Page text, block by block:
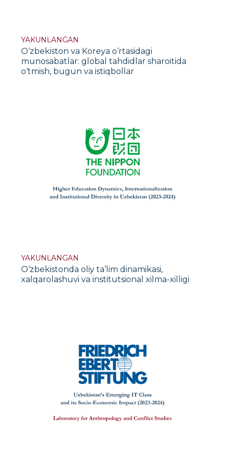
YAKUNLANGAN
O‘zbekiston va Koreya o‘rtasidagi
munosabatlar: global tahdidlar sharoitida
o‘tmish, bugun va istiqbollar
YAKUNLANGAN
O‘zbekistonda oliy ta’lim dinamikasi,
xalqarolashuvi va institutsional xilma-xilligi